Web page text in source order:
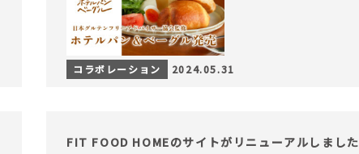
コラボレーション 2024.05.31
FIT FOOD HOMEのサイトがリニューアルしました